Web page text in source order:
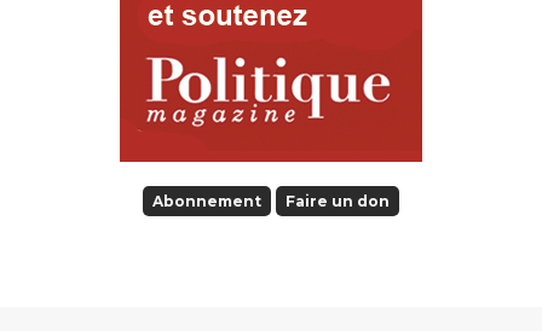
Abonnement Faire un don